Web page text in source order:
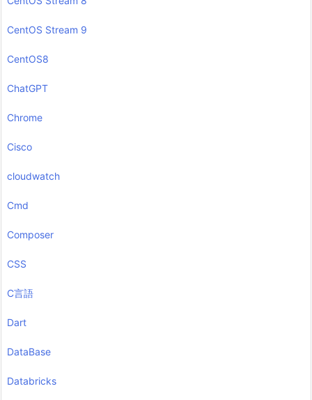
CentOS Stream 9
CentOS8
ChatGPT
Chrome
Cisco
cloudwatch
Cmd
Composer
CSS
C言語
Dart
DataBase
Databricks